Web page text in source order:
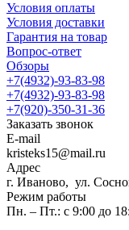
Условия оплаты
Условия доставки
Гарантия на товар
Вопрос-ответ
Обзоры
+7(4932)-93-83-98
+7(4932)-93-83-98
+7(920)-350-31-36
Заказать звонок
E-mail
kristeks15@mail.ru
Адрес
г. Иваново, ул.
Режим работы
Пн. – Пт.: с 9:00 до